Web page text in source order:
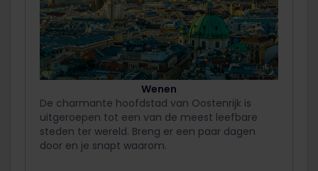
Wenen
De charmante hoofdstad van Oostenrijk is
uitgeroepen tot een van de meest leefbare
steden ter wereld. Breng er een paar dagen
door en je snapt waarom.